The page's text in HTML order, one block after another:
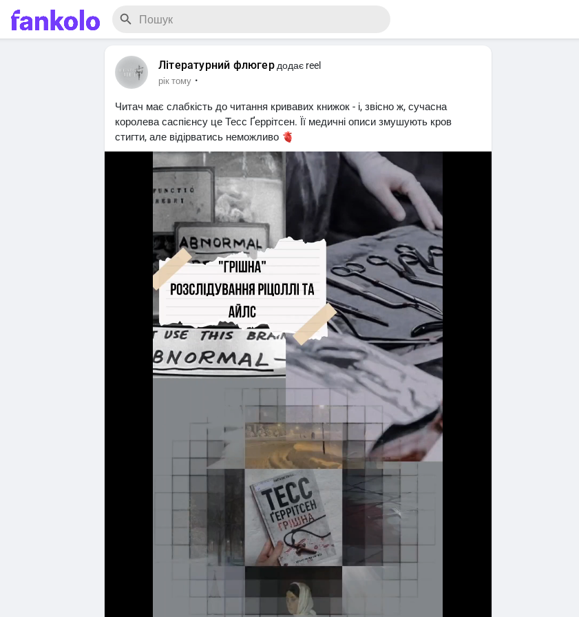
Літературний флюгер додає reel
рік тому ·
Читач має слабкість до читання кривавих книжок - і, звісно ж, сучасна
королева саспієнсу це Тесс Ґеррітсен. Її медичні описи змушують кров
стигти, але відірватись неможливо 🫀